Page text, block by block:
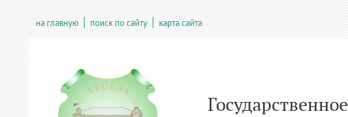
на главную поиск по сайту карта сайта